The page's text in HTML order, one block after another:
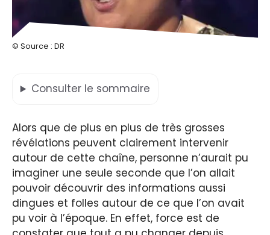
© Source : DR
Consulter le sommaire
Alors que de plus en plus de très grosses
révélations peuvent clairement intervenir
autour de cette chaîne, personne n’aurait pu
imaginer une seule seconde que l’on allait
pouvoir découvrir des informations aussi
dingues et folles autour de ce que l’on avait
pu voir à l’époque. En effet, force est de